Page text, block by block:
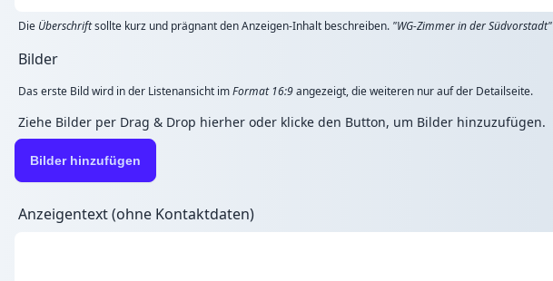
Die Überschriftsollte kurz und prägnant den Anzeigen-Inhalt beschreiben. "WG-Zimmer in der Südvorstadt"
Bilder
Das erste Bild wird in der Listenansicht imFormat 16:9angezeigt, die weiteren nur auf der Detailseite.
Ziehe Bilder per Drag & Drop hierher oder klicke den Button, um Bilder hinzuzufügen.
Bilder hinzufügen
Anzeigentext (ohne Kontaktdaten)